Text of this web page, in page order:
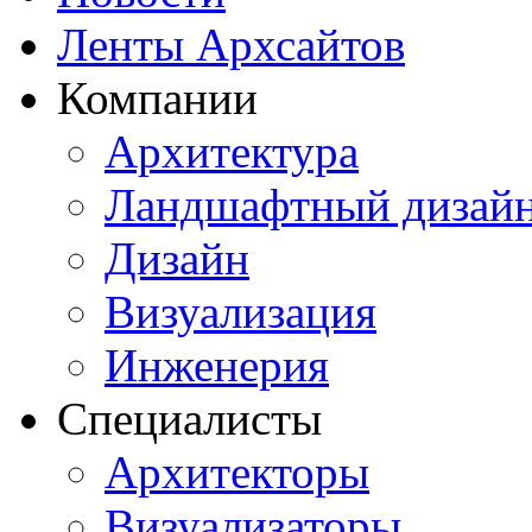
Ленты Архсайтов
Компании
Архитектура
Ландшафтный
Дизайн
Визуализация
Инженерия
Специалисты
Архитекторы